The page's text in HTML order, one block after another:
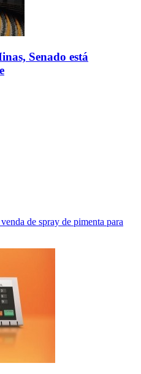
Senado está
de spray de pimenta para